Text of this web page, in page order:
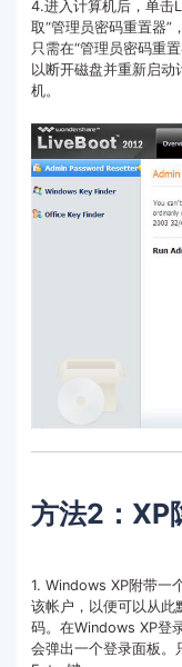
4.进入计算机后，单击
取“管理员密码重置器”
只需在“管理员密码重
以断开磁盘并重新启
机。
方法2：XP
1. Windows XP附带一
该帐户，以便可以从此
码。在Windows XP登
会弹出一个登录面板